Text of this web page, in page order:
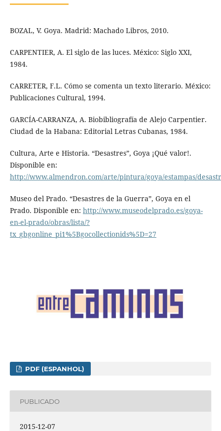
BOZAL, V. Goya. Madrid: Machado Libros, 2010.
CARPENTIER, A. El siglo de las luces. México: Siglo XXI,
1984.
CARRETER, F.L. Cómo se comenta un texto literario. México:
Publicaciones Cultural, 1994.
GARCÍA-CARRANZA, A. Biobibliografía de Alejo Carpentier.
Ciudad de la Habana: Editorial Letras Cubanas, 1984.
Cultura, Arte e Historia. “Desastres”, Goya ¡Qué valor!.
Disponible en:
http://www.almendron.com/arte/pintura/goya/estampas/
Museo del Prado. “Desastres de la Guerra”, Goya en el
Prado. Disponible en: http://www.museodelprado.es/goya-
en-el-prado/obras/lista/?
tx_gbgonline_pi1%5Bgocollectionids%5D=27
PDF (ESPANHOL)
PUBLICADO
2015-12-07